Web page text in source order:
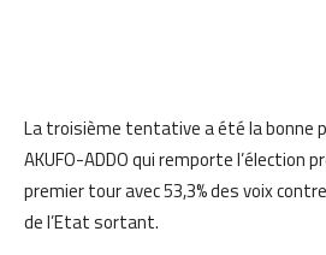
La troisième tentative a été la bonne
AKUFO-ADDO qui remporte l’élection
premier tour avec 53,3% des voix
de l’Etat sortant.